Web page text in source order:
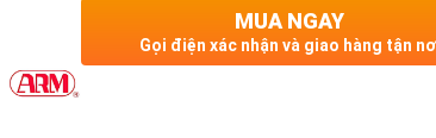
MUA NGAY
Gọi điện xác nhận và giao hàng tận